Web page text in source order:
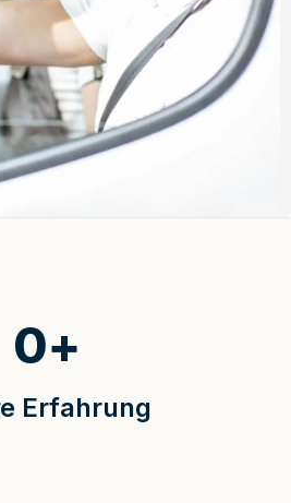
Erfahrung
0+